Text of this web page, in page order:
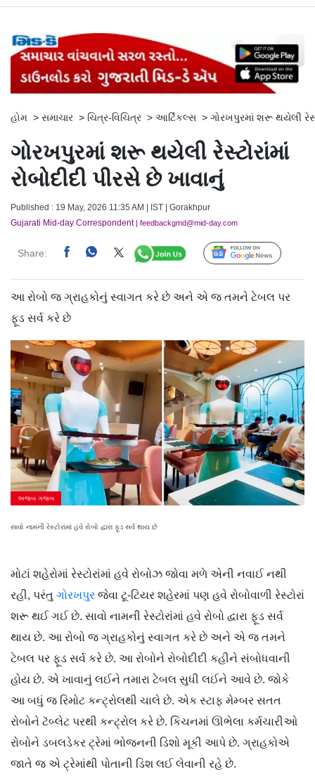
હોમ > સમાચાર > ચિત્ર-વિચિત્ર > આર્ટિકલ્સ > ગોરખપુરમાં શરૂ થયેલી
ગોરખપુરમાં શરૂ થયેલી રેસ્ટોરાંમાં
રોબોદીદી પીરસે છે ખાવાનું
Published : 19 May, 2026 11:35 AM | IST | Gorakhpur
Gujarati Mid-day Correspondent| feedbackgmd@mid-day.com
Share: Follow Us
આ રોબો જ ગ્રાહકોનું સ્વાગત કરે છે અને એ જ તમને ટેબલ પર
ફૂડ સર્વ કરે છે
અજબ ગજબ
સાવો નામની રેસ્ટોરાંમાં હવે રોબો દ્વારા ફૂડ સર્વ થાય છે
મોટાં શહેરોમાં રેસ્ટોરાંમાં હવે રોબોઝ જોવા મળે એની નવાઈ નથી
રહી, પરંતુ ગોરખપુર જેવા ટૂ-ટિયર શહેરમાં પણ હવે રોબોવાળી રેસ્ટોરાં
શરૂ થઈ ગઈ છે. સાવો નામની રેસ્ટોરાંમાં હવે રોબો દ્વારા ફૂડ સર્વ
થાય છે. આ રોબો જ ગ્રાહકોનું સ્વાગત કરે છે અને એ જ તમને
ટેબલ પર ફૂડ સર્વ કરે છે. આ રોબોને રોબોદીદી કહીને સંબોધવાની
હોય છે. એ ખાવાનું લઈને તમારા ટેબલ સુધી લઈને આવે છે. જોકે
આ બધું જ રિમોટ કન્ટ્રોલથી ચાલે છે. એક સ્ટાફ મેમ્બર સતત
રોબોને ટૅબ્લેટ પરથી કન્ટ્રોલ કરે છે. કિચનમાં ઊભેલા કર્મચારીઓ
રોબોને ડબલડેકર ટ્રેમાં ભોજનની ડિશો મૂકી આપે છે. ગ્રાહકોએ
જાતે જ એ ટ્રેમાંથી પોતાની ડિશ લઈ લેવાની રહે છે.